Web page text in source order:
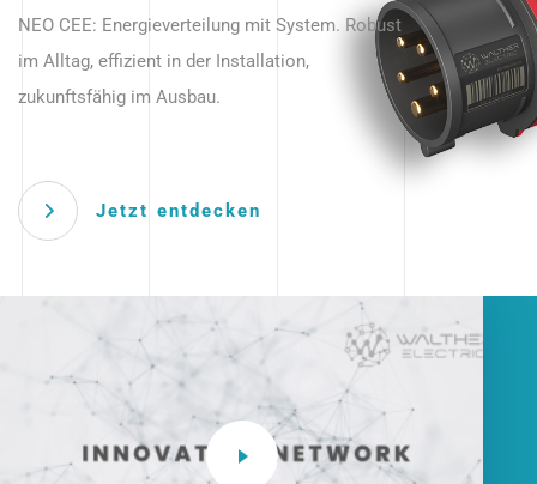
beginnt hier.
NEO CEE: Energieverteilung mit System. Robust
im Alltag, effizient in der Installation,
zukunftsfähig im Ausbau.
Jetzt entdecken
Anwendungen – robust, IP-geschützt und
zukunftsfähig.